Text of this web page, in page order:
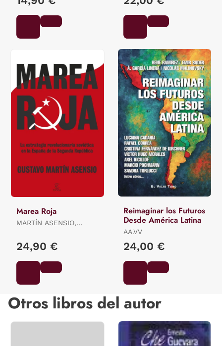
Marea Roja
MARTÍN ASENSIO,
24,90 €
Reimaginar los Futuros
Desde América Latina
AA.VV
24,00 €
Otros libros del autor